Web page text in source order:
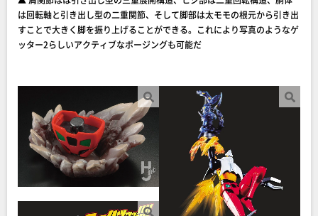
は回転軸と引き出し型の二重関節、そして脚部は太モモの根元から引き出
すことで大きく脚を振り上げることができる。これにより写真のようなゲ
ッター2らしいアクティブなポージングも可能だ